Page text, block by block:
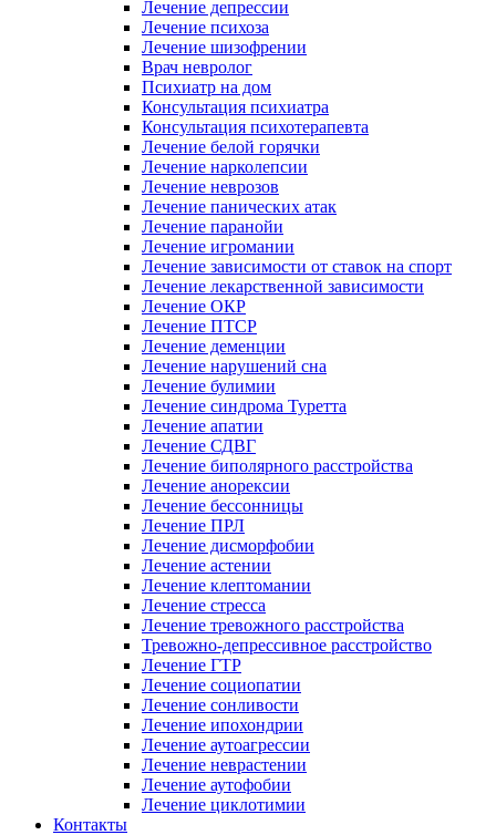
Лечение депрессии
Лечение психоза
Лечение шизофрении
Врач невролог
Психиатр на дом
Консультация психиатра
Консультация психотерапевта
Лечение белой горячки
Лечение нарколепсии
Лечение неврозов
Лечение панических атак
Лечение паранойи
Лечение игромании
Лечение зависимости от ставок на спорт
Лечение лекарственной зависимости
Лечение ОКР
Лечение ПТСР
Лечение деменции
Лечение нарушений сна
Лечение булимии
Лечение синдрома Туретта
Лечение апатии
Лечение СДВГ
Лечение биполярного расстройства
Лечение анорексии
Лечение бессонницы
Лечение ПРЛ
Лечение дисморфобии
Лечение астении
Лечение клептомании
Лечение стресса
Лечение тревожного расстройства
Тревожно-депрессивное расстройство
Лечение ГТР
Лечение социопатии
Лечение сонливости
Лечение ипохондрии
Лечение аутоагрессии
Лечение неврастении
Лечение аутофобии
Лечение циклотимии
Контакты